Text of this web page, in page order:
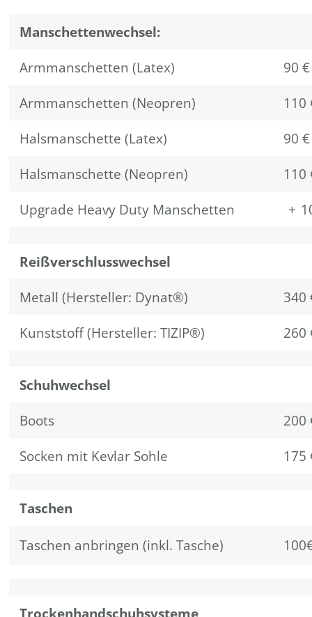
Manschettenwechsel:
Armmanschetten (Latex) 90 €
Armmanschetten (Neopren) 110
Halsmanschette (Latex) 90 €
Halsmanschette (Neopren) 110
Upgrade Heavy Duty Manschetten +
Reißverschlusswechsel
Metall (Hersteller: Dynat®) 340
Kunststoff (Hersteller: TIZIP®) 260
Schuhwechsel
Boots 200
Socken mit Kevlar Sohle 175
Taschen
Taschen anbringen (inkl. Tasche)
Trockenhandschuhsysteme